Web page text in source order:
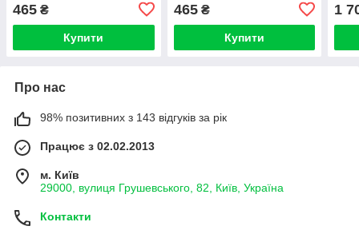
465 ₴
Купити
465₴
Купити
1
Про нас
98% позитивних з 143 відгуків за рік
Працює з 02.02.2013
м. Київ
29000, вулиця Грушевського, 82, Київ, Україна
Контакти